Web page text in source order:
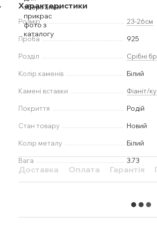
Характеристики
Розмір 23-26см
Проба 925
Розділ Срібні
Колір каменів Білий
Камені вставки Фіаніт/
Покриття Родій
Стан товару Новий
Колір металу Білий
Вага 3.73
Доставка Оплата Гарантія